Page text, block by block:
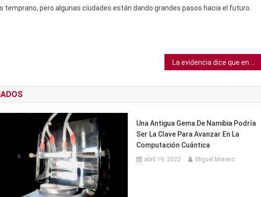
temprano, pero algunas ciudades están dando grandes pasos hacia el futuro.
Una Antigua Gema De Namibia Podría
Ser La Clave Para Avanzar En La
Computación Cuántica
abril 19, 2022 Miguel Moreno